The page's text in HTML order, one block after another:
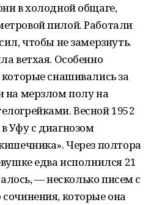
в холодной общаге,
пилой. Работали
чтобы не замерзнуть.
ветхая. Особенно
снашивались за
на мерзлом полу на
Весной 1952
Уфу с диагнозом
Через полтора
едва исполнился 21
— несколько писем с
которые она